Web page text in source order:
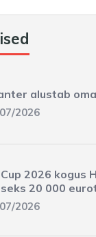
alustab
2026
2026 kogus
20 000
2026